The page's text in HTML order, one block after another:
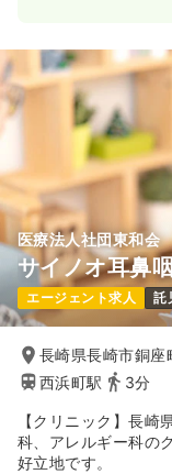
医療法人社団東和会
サイノオ耳鼻
エージェント求人 託
長崎県長崎市銅
西浜町駅
3分
【クリニック】長
科、アレルギー科の
好立地です。